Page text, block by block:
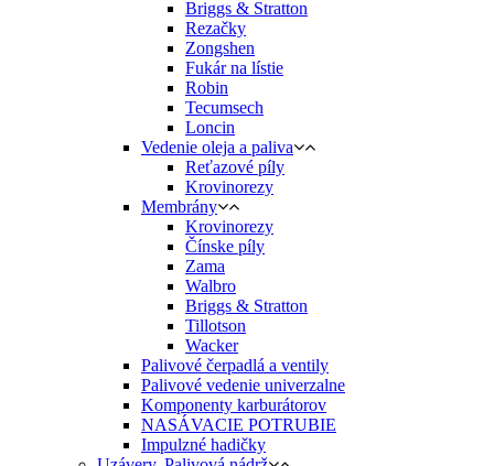
Briggs & Stratton
Rezačky
Zongshen
Fukár na lístie
Robin
Tecumsech
Loncin
Vedenie oleja a paliva
Reťazové píly
Krovinorezy
Membrány
Krovinorezy
Čínske píly
Zama
Walbro
Briggs & Stratton
Tillotson
Wacker
Palivové čerpadlá a ventily
Palivové vedenie univerzalne
Komponenty karburátorov
NASÁVACIE POTRUBIE
Impulzné hadičky